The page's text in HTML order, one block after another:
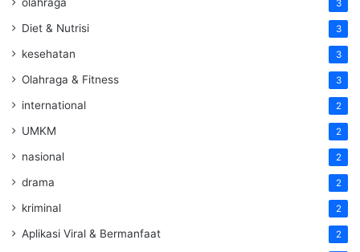
3
Diet & Nutrisi 3
kesehatan 3
Olahraga & Fitness 3
international 2
UMKM 2
nasional 2
drama 2
kriminal 2
Aplikasi Viral & Bermanfaat 2